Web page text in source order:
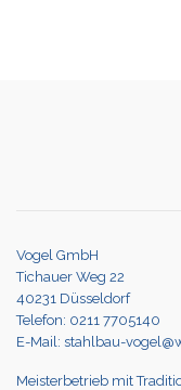
Vogel GmbH
Tichauer Weg 22
40231 Düsseldorf
Telefon: 0211 7705140
E-Mail: stahlbau-
Meisterbetrieb mit